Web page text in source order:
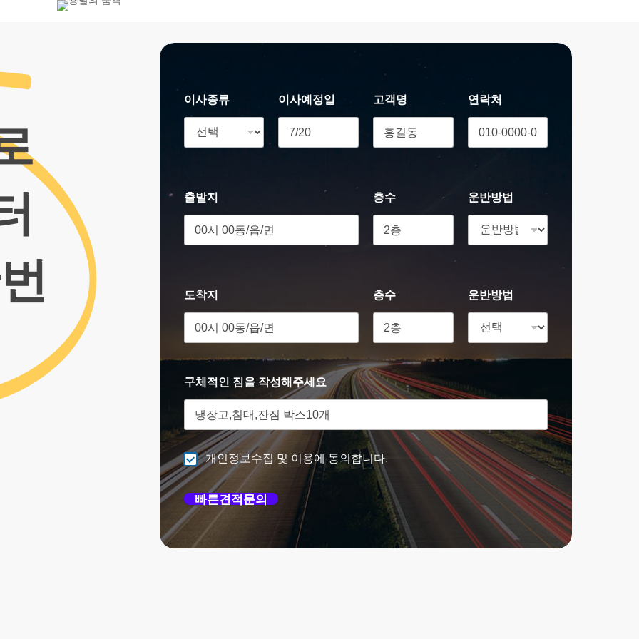
이사종류 이사예정일 고객명 연락처
출발지 층수 운반방법
도착지 층수 운반방법
구체적인 짐을 작성해주세요
개인정보수집 및 이용에 동의합니다.
빠른견적문의